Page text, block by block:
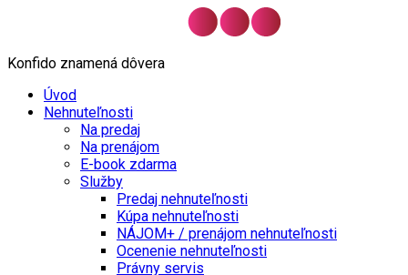
Konfido znamená dôvera
Úvod
Nehnuteľnosti
Na predaj
Na prenájom
E-book zdarma
Služby
Predaj nehnuteľnosti
Kúpa nehnuteľnosti
NÁJOM+ / prenájom nehnuteľnosti
Ocenenie nehnuteľnosti
Právny servis